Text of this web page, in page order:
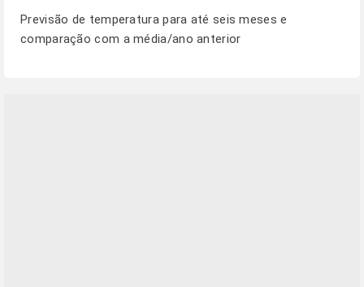
Previsão de temperatura para até seis meses e
comparação com a média/ano anterior